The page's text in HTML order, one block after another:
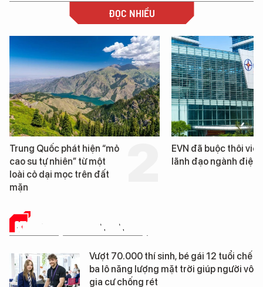
ĐỌC NHIỀU
EVN đã buộc thôi việc 3
lãnh đạo ngành điện
Loạt dự án bất động
Đà Nẵng sắp bị kiểm
KHOA HỌC - CÔNG NGHỆ
Vượt 70.000 thí sinh, bé gái 12 tuổi chế
ba lô năng lượng mặt trời giúp người vô
gia cư chống rét